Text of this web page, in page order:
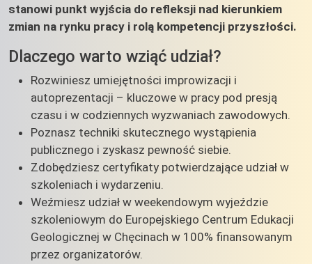
stanowi punkt wyjścia do refleksji nad kierunkiem
zmian na rynku pracy i rolą kompetencji przyszłości.
Dlaczego warto wziąć udział?
Rozwiniesz umiejętności improwizacji i
autoprezentacji – kluczowe w pracy pod presją
czasu i w codziennych wyzwaniach zawodowych.
Poznasz techniki skutecznego wystąpienia
publicznego i zyskasz pewność siebie.
Zdobędziesz certyfikaty potwierdzające udział w
szkoleniach i wydarzeniu.
Weźmiesz udział w weekendowym wyjeździe
szkoleniowym do Europejskiego Centrum Edukacji
Geologicznej w Chęcinach w 100% finansowanym
przez organizatorów.